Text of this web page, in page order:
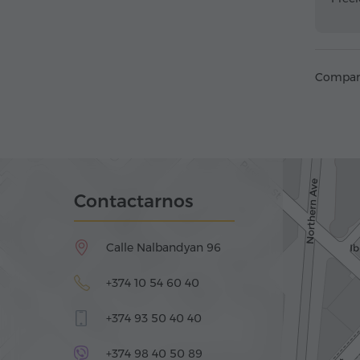
Contactarnos
Calle Nalbandyan 96
+374 10 54 60 40
+374 93 50 40 40
+374 98 40 50 89